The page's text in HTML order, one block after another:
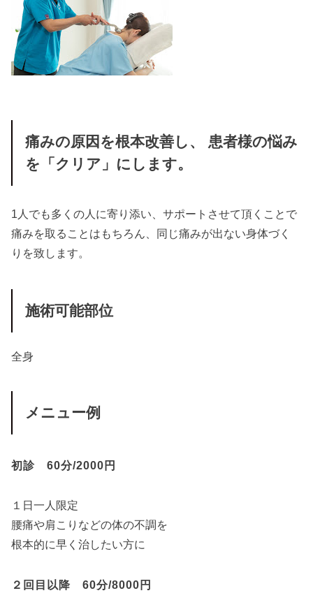
痛みの原因を根本改善し、 患者様の悩み
を「クリア」にします。
1人でも多くの人に寄り添い、サポートさせて頂くことで
痛みを取ることはもちろん、同じ痛みが出ない身体づく
りを致します。
施術可能部位
全身
メニュー例
初診 60分/2000円
１日一人限定
腰痛や肩こりなどの体の不調を
根本的に早く治したい方に
２回目以降 60分/8000円